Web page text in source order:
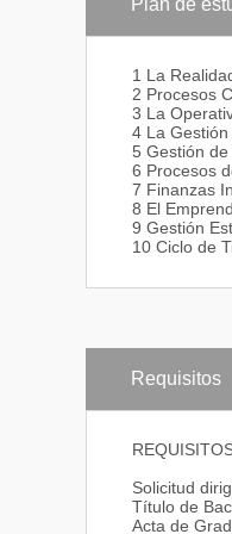
provincia, la
de la
Prestar
país en el
PERFIL DE
Cualidades:
Buen
Capacidad y
Habilidad
Cultura
Matemáticas;
Filosófico-
Plan de
1 La
2 Procesos
3 La
4 La
5 Gestión
6 Procesos
7 Finanzas
8 El
9 Gestión
10 Ciclo de
Requisitos
Solicitud
Título de
Acta de